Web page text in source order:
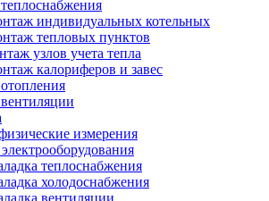
индивидуальных котельных
тепловых пунктов
узлов учета тепла
калориферов и завес
измерения
теплоснабжения
холодоснабжения
вентиляции